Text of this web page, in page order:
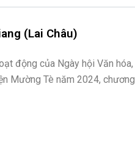
(Lai Châu)
động của Ngày hội Văn hóa,
Mường Tè năm 2024, chương